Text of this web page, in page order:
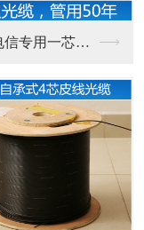
广东电信专用一芯室外...